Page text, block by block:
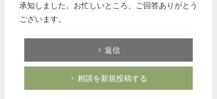
承知しました。お忙しいところ、ご回答ありがとう
ございます。
返信
相談を新規投稿する